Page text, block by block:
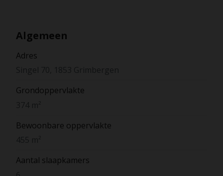
Algemeen
Adres
Grondoppervlakte
Bewoonbare oppervlakte
Aantal slaapkamers